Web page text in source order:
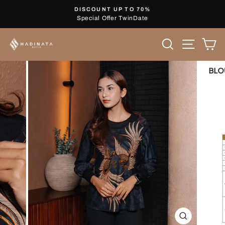
content
Pause
DISCOUNT UP TO 70%
Special Offer TwinDate
Search Site
CLOSE